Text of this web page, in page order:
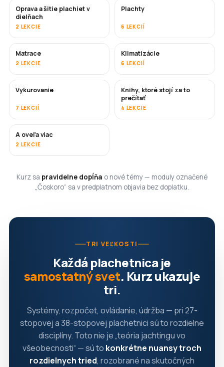
ČOSKORO
Oprava a šitie plachiet v
dielňach
2 LEKCIE
Plachty
6 LEKCIÍ
Matrace
2 LEKCIE
ČOSKORO
Klimatizácie
6 LEKCIÍ
ČOSKORO
Vykurovanie
7 LEKCIÍ
ČOSKORO
Knihy, ktoré stojí za to
prečítať
4 LEKCIE
ČOSKORO
A oveľa viac
2 LEKCIE
Kurz sa pravidelne dopĺňa o nové témy — moduly označené
„Čoskoro“ sa v predplatnom objavia bez doplatku.
TRI VEĽKOSTI
Každá plachetnica je
samostatný svet. Kurz ukazuje
tri.
Systémy, rozpočet, ovládanie, údržba — pri 27-
stopovej a 38-stopovej plachetnici sú to rozdielne
disciplíny. Toto nie je „teória jachtingu vo
všeobecnosti“ — sú to konkrétne nuansy troch
rozdielnych tried, rozobrané na skutočných